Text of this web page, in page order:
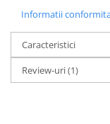
Informatii
Caracteristici
Review-uri(1)